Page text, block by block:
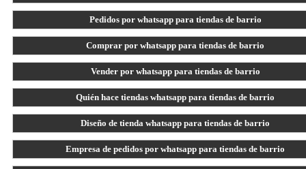
Pedidos por whatsapp para tiendas de barrio
Comprar por whatsapp para tiendas de barrio
Vender por whatsapp para tiendas de barrio
Quién hace tiendas whatsapp para tiendas de barrio
Diseño de tienda whatsapp para tiendas de barrio
Empresa de pedidos por whatsapp para tiendas de barrio